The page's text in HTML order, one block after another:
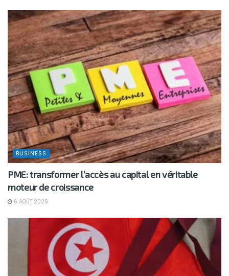
BUSINESS
PME: transformer l’accès au capital en véritable
moteur de croissance
6 AOÛT 2026